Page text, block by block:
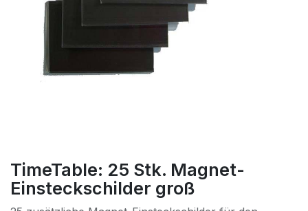
TimeTable: 25 Stk. Magnet-
Einsteckschilder groß